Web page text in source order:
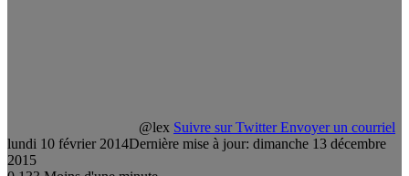
@lex Suivre sur Twitter Envoyer un courriel
lundi 10 février 2014Dernière mise à jour: dimanche 13 décembre
2015